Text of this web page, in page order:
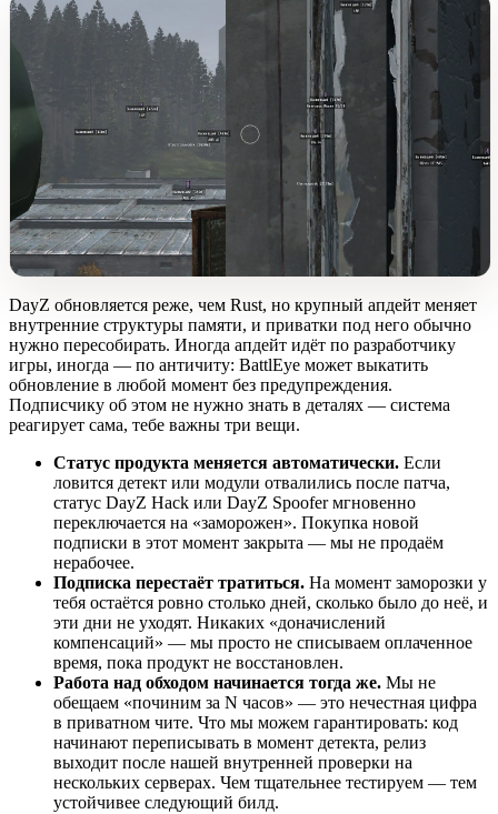
DayZ обновляется реже, чем Rust, но крупный апдейт меняет
внутренние структуры памяти, и приватки под него обычно
нужно пересобирать. Иногда апдейт идёт по разработчику
игры, иногда — по античиту: BattlEye может выкатить
обновление в любой момент без предупреждения.
Подписчику об этом не нужно знать в деталях — система
реагирует сама, тебе важны три вещи.
Статус продукта меняется автоматически. Если
ловится детект или модули отвалились после патча,
статус DayZ Hack или DayZ Spoofer мгновенно
переключается на «заморожен». Покупка новой
подписки в этот момент закрыта — мы не продаём
нерабочее.
Подписка перестаёт тратиться. На момент заморозки у
тебя остаётся ровно столько дней, сколько было до неё, и
эти дни не уходят. Никаких «доначислений
компенсаций» — мы просто не списываем оплаченное
время, пока продукт не восстановлен.
Работа над обходом начинается тогда же. Мы не
обещаем «починим за N часов» — это нечестная цифра
в приватном чите. Что мы можем гарантировать: код
начинают переписывать в момент детекта, релиз
выходит после нашей внутренней проверки на
нескольких серверах. Чем тщательнее тестируем — тем
устойчивее следующий билд.